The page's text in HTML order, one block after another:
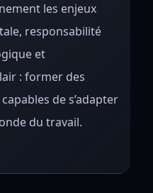
les enjeux
responsabilité
et
: former des
de s’adapter
du travail.